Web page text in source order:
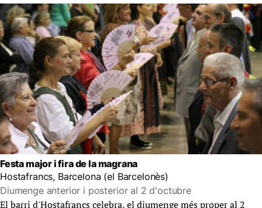
Festa major i fira de la magrana
Hostafrancs, Barcelona (el Barcelonès)
Diumenge anterior i posterior al 2 d'octubre
El barri d'Hostafrancs celebra, el diumenge més proper al 2